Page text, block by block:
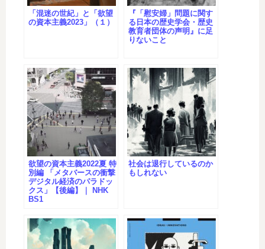
「混迷の世紀」と「欲望
の資本主義2023」（１）
『「慰安婦」問題に関す
る日本の歴史学会・歴史
教育者団体の声明』に足
りないこと
欲望の資本主義2022夏 特
別編 「メタバースの衝撃
デジタル経済のパラドッ
クス」【後編】｜ NHK
BS1
社会は退行しているのか
もしれない